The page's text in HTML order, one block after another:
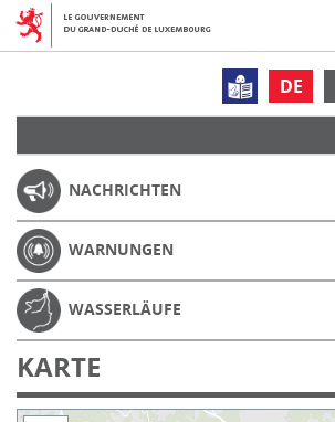
DE
NACHRICHTEN
WARNUNGEN
WASSERLÄUFE
KARTE